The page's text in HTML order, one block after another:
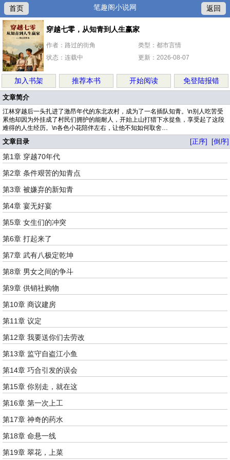
首页 笔趣阁小说网 返回
穿越七零，从知青到人生赢家
作者：路过的街角
类型：都市言情
状态：连载中
更新：2026-08-07
加入书架 推荐本书 开始阅读 免登陆报错
文章简介
江林穿越后一头扎进了激昂年代的东北农村，成为了一名插队知青。\n别人吃苦受
累他却因为外挂成了村民们拥护的能耐人，开始上山打猎下水捉鱼，享受起了这段
难得的人生经历。\n各色小花陪伴左右，让他不知如何取舍…
文章目录 [正序] [倒序]
第1章 穿越70年代
第2章 条件艰苦的知青点
第3章 被嫌弃的新知青
第4章 宴无好宴
第5章 女生们的冲突
第6章 打起来了
第7章 武有八极定乾坤
第8章 男女之间的争斗
第9章 供销社购物
第10章 商议建房
第11章 议定
第12章 我要送你们去劳改
第13章 监守自盗江小鱼
第14章 巧合引发的误会
第15章 你别走，就在这
第16章 第一次上工
第17章 神奇的药水
第18章 命悬一线
第19章 翠花，上菜